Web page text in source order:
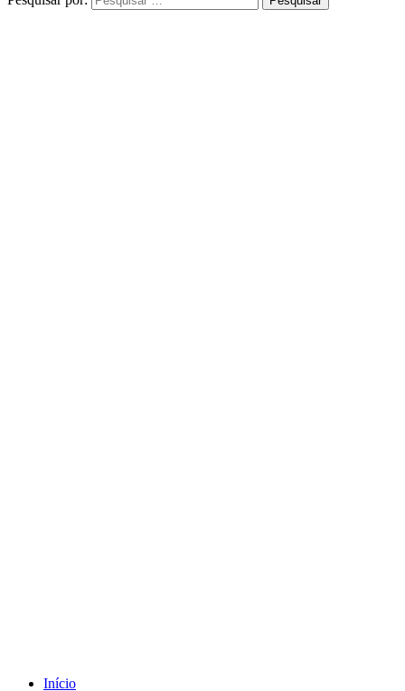
Início